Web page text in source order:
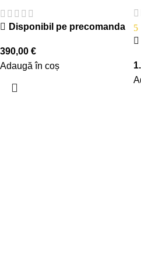
Disponibil pe precomanda
390,00 €
Adaugă în coș
5